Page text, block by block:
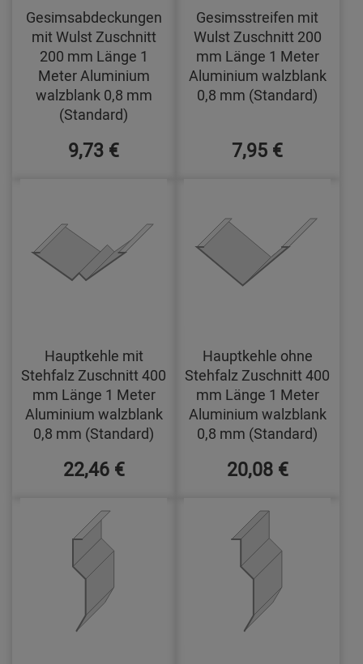
Gesimsabdeckungen
mit Wulst Zuschnitt
200 mm Länge 1
Meter Aluminium
walzblank 0,8 mm
(Standard)
9,73 €
Gesimsstreifen mit
Wulst Zuschnitt 200
mm Länge 1 Meter
Aluminium walzblank
0,8 mm (Standard)
7,95 €
Hauptkehle mit
Stehfalz Zuschnitt 400
mm Länge 1 Meter
Aluminium walzblank
0,8 mm (Standard)
22,46 €
Hauptkehle ohne
Stehfalz Zuschnitt 400
mm Länge 1 Meter
Aluminium walzblank
0,8 mm (Standard)
20,08 €